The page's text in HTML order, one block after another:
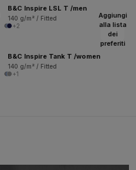
B&C Inspire LSL T /men
140 g/m² / Fitted
+2
Aggiungi
alla lista
dei
preferiti
B&C Inspire Tank T /women
140 g/m² / Fitted
+1